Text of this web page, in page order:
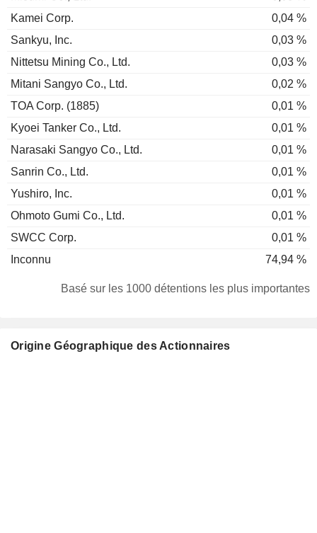
Kamei Corp.
0,04 %
Sankyu, Inc.
0,03 %
Nittetsu Mining Co., Ltd.
0,03 %
Mitani Sangyo Co., Ltd.
0,02 %
TOA Corp. (1885)
0,01 %
Kyoei Tanker Co., Ltd.
0,01 %
Narasaki Sangyo Co., Ltd.
0,01 %
Sanrin Co., Ltd.
0,01 %
Yushiro, Inc.
0,01 %
Ohmoto Gumi Co., Ltd.
0,01 %
SWCC Corp.
0,01 %
Inconnu
74,94 %
Basé sur les 1000 détentions les plus importantes
Origine Géographique des Actionnaires